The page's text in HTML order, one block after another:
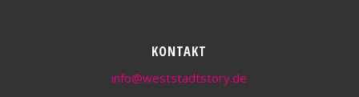
KONTAKT
info@weststadtstory.de